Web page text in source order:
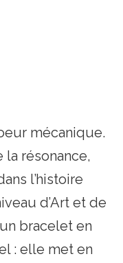
mécanique.
résonance,
l’histoire
d’Art et de
bracelet en
: elle met en